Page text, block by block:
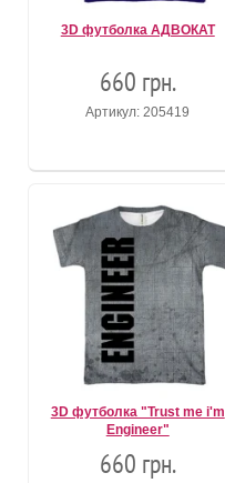
3D футболка АДВОКАТ
660 грн.
Артикул: 205419
3D футболка "Trust me i'm
Engineer"
660 грн.